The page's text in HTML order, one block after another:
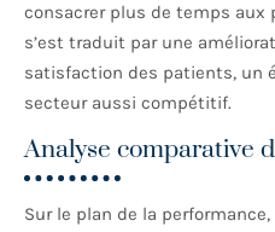
consacrer plus de temps aux
s’est traduit par une
satisfaction des patients, un
secteur aussi compétitif.
Analyse comparative
Sur le plan de la